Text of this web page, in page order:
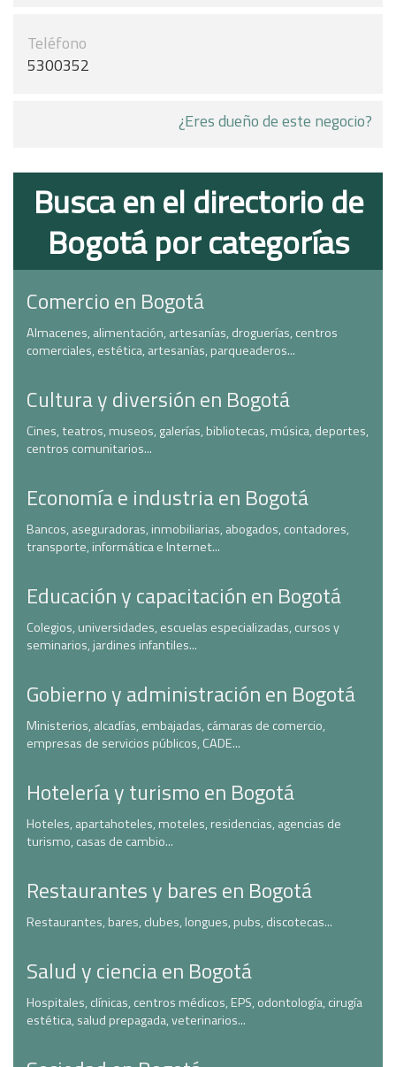
Teléfono
5300352
¿Eres dueño de este negocio?
Busca en el directorio de
Bogotá por categorías
Comercio en Bogotá
Almacenes, alimentación, artesanías, droguerías, centros
comerciales, estética, artesanías, parqueaderos...
Cultura y diversión en Bogotá
Cines, teatros, museos, galerías, bibliotecas, música, deportes,
centros comunitarios...
Economía e industria en Bogotá
Bancos, aseguradoras, inmobiliarias, abogados, contadores,
transporte, informática e Internet...
Educación y capacitación en Bogotá
Colegios, universidades, escuelas especializadas, cursos y
seminarios, jardines infantiles...
Gobierno y administración en Bogotá
Ministerios, alcadías, embajadas, cámaras de comercio,
empresas de servicios públicos, CADE...
Hotelería y turismo en Bogotá
Hoteles, apartahoteles, moteles, residencias, agencias de
turismo, casas de cambio...
Restaurantes y bares en Bogotá
Restaurantes, bares, clubes, longues, pubs, discotecas...
Salud y ciencia en Bogotá
Hospitales, clínicas, centros médicos, EPS, odontología, cirugía
estética, salud prepagada, veterinarios...